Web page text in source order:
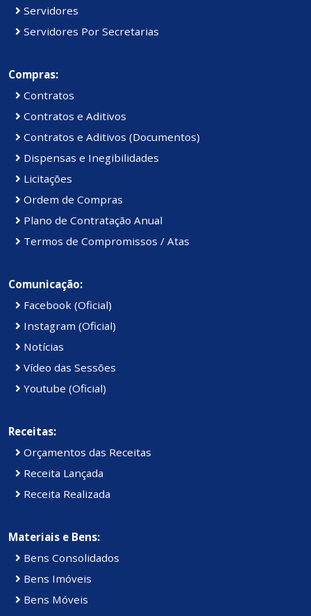
Servidores
Servidores Por Secretarias
Compras:
Contratos
Contratos e Aditivos
Contratos e Aditivos (Documentos)
Dispensas e Inegibilidades
Licitações
Ordem de Compras
Plano de Contratação Anual
Termos de Compromissos / Atas
Comunicação:
Facebook (Oficial)
Instagram (Oficial)
Notícias
Vídeo das Sessões
Youtube (Oficial)
Receitas:
Orçamentos das Receitas
Receita Lançada
Receita Realizada
Materiais e Bens:
Bens Consolidados
Bens Imóveis
Bens Móveis